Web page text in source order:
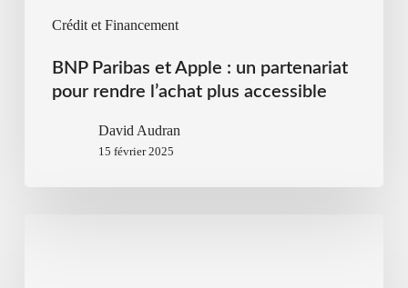
Crédit et Financement
BNP Paribas et Apple : un partenariat
pour rendre l’achat plus accessible
David Audran
15 février 2025